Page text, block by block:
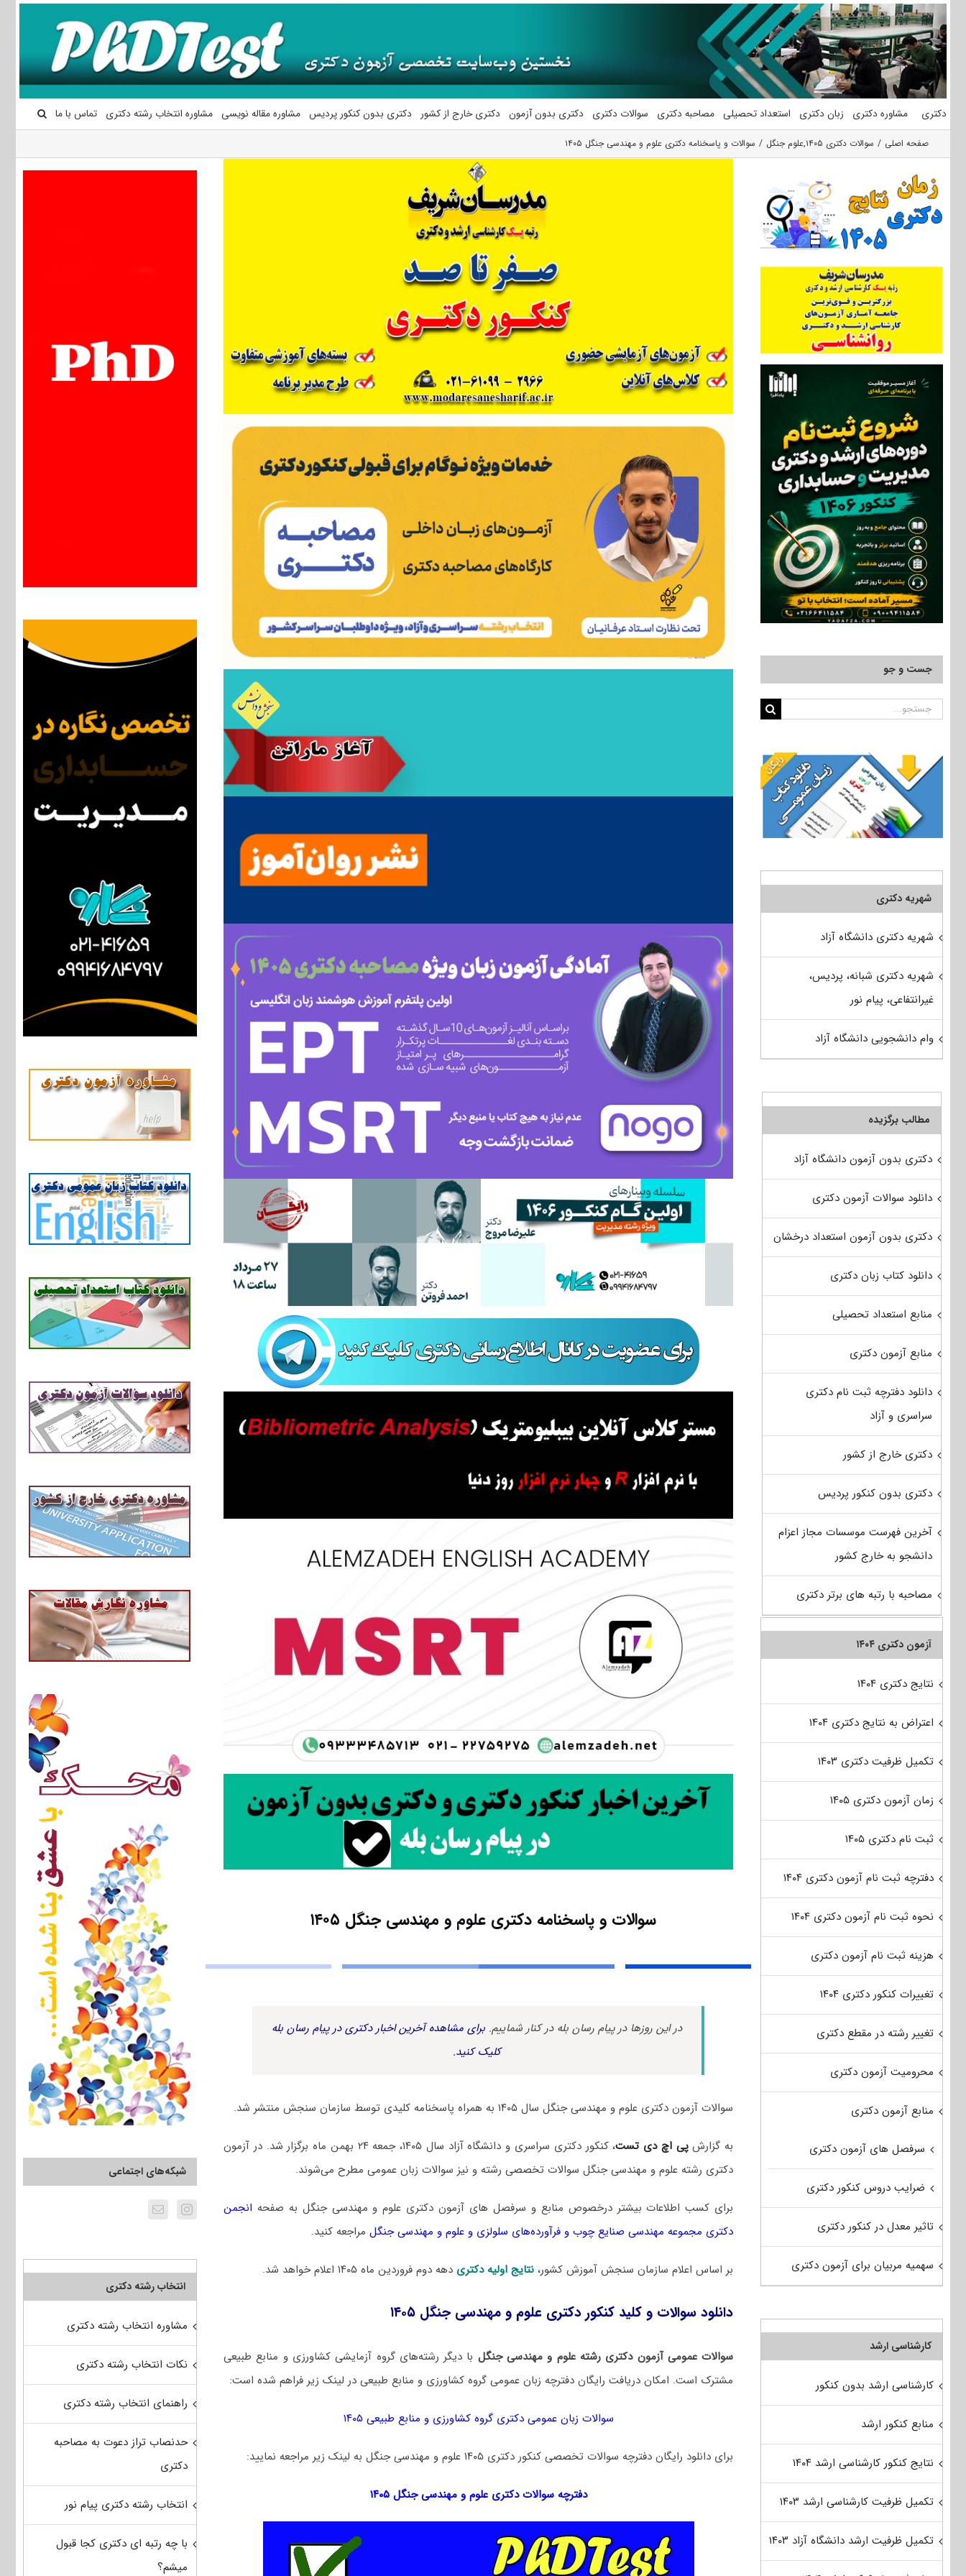
محتوا
دکتری مشاوره دکتری زبان دکتری استعداد تحصیلی مصاحبه دکتری سوالات دکتری دکتری بدون آزمون دکتری خارج از کشور دکتری بدون کنکور پردیس مشاوره مقاله نویسی مشاوره انتخاب رشته دکتری تماس با ما
صفحه اصلی سوالات دکتری ۱۴۰۵ ,علوم جنگل سوالات و پاسخنامه دکتری علوم و مهندسی جنگل ۱۴۰۵
سوالات و پاسخنامه دکتری علوم و مهندسی جنگل ۱۴۰۵
در این روزها در پیام رسان بله در کنار شماییم. برای مشاهده آخرین اخبار دکتری در پیام رسان بله
کلیک کنید.
سوالات آزمون دکتری علوم و مهندسی جنگل سال ۱۴۰۵ به همراه پاسخنامه کلیدی توسط سازمان سنجش منتشر شد.
به گزارشپی اچ دی تست
، کنکور دکتری سراسری و دانشگاه آزاد سال ۱۴۰۵، جمعه ۲۴ بهمن ماه برگزار شد. در آزمون
دکتری رشته علوم و مهندسی جنگل سوالات تخصصی رشته و نیز سوالات زبان عمومی مطرح می‌شوند.
برای کسب اطلاعات بیشتر درخصوص منابع و سرفصل های آزمون دکتری علوم و مهندسی جنگل به صفحه انجمن
دکتری مجموعه مهندسی صنایع چوب و فرآورده‌های سلولزی و علوم و مهندسی جنگلمراجعه کنید.
بر اساس اعلام سازمان سنجش آموزش کشور، نتایج اولیه دکتری دهه دوم فروردین ماه ۱۴۰۵ اعلام خواهد شد.
دانلود سوالات و کلید کنکور دکتری علوم و مهندسی جنگل ۱۴۰۵
سوالات عمومی آزمون دکتری رشته علوم و مهندسی جنگل با دیگر رشته‌های گروه آزمایشی کشاورزی و منابع طبیعی
مشترک است. امکان دریافت رایگان دفترچه زبان عمومی گروه کشاورزی و منابع طبیعی در لینک‌ زیر فراهم شده است:
سوالات زبان عمومی دکتری گروه کشاورزی و منابع طبیعی ۱۴۰۵
برای دانلود رایگان دفترچه سوالات تخصصی کنکور دکتری ۱۴۰۵ علوم و مهندسی جنگل به لینک زیر مراجعه نمایید:
دفترچه سوالات دکتریعلوم و مهندسی جنگل ۱۴۰۵
شبکه‌های اجتماعی
انتخاب رشته دکتری
مشاوره انتخاب رشته دکتری
نکات انتخاب رشته دکتری
راهنمای انتخاب رشته دکتری
حدنصاب تراز دعوت به مصاحبه
دکتری
انتخاب رشته دکتری پیام نور
با چه رتبه ای دکتری کجا قبول
میشم؟
جست و جو
جستجو
شهریه دکتری
شهریه دکتری دانشگاه آزاد
شهریه دکتری شبانه، پردیس،
غیرانتفاعی، پیام نور
وام دانشجویی دانشگاه آزاد
مطالب برگزیده
دکتری بدون آزمون دانشگاه آزاد
دانلود سوالات آزمون دکتری
دکتری بدون آزمون استعداد درخشان
دانلود کتاب زبان دکتری
منابع استعداد تحصیلی
منابع آزمون دکتری
دانلود دفترچه ثبت نام دکتری
سراسری و آزاد
دکتری خارج از کشور
دکتری بدون کنکور پردیس
آخرین فهرست موسسات مجاز اعزام
دانشجو به خارج کشور
مصاحبه با رتبه های برتر دکتری
آزمون دکتری ۱۴۰۴
نتایج دکتری ۱۴۰۴
اعتراض به نتایج دکتری ۱۴۰۴
تکمیل ظرفیت دکتری ۱۴۰۳
زمان آزمون دکتری ۱۴۰۵
ثبت نام دکتری ۱۴۰۵
دفترچه ثبت نام آزمون دکتری ۱۴۰۴
نحوه ثبت نام آزمون دکتری ۱۴۰۴
هزینه ثبت نام آزمون دکتری
تغییرات کنکور دکتری ۱۴۰۴
تغییر رشته در مقطع دکتری
محرومیت آزمون دکتری
منابع آزمون دکتری
سرفصل های آزمون دکتری
ضرایب دروس کنکور دکتری
تاثیر معدل در کنکور دکتری
سهمیه مربیان برای آزمون دکتری
کارشناسی ارشد
کارشناسی ارشد بدون کنکور
منابع کنکور ارشد
نتایج کنکور کارشناسی ارشد ۱۴۰۴
تکمیل ظرفیت کارشناسی ارشد ۱۴۰۳
تکمیل ظرفیت ارشد دانشگاه آزاد ۱۴۰۳